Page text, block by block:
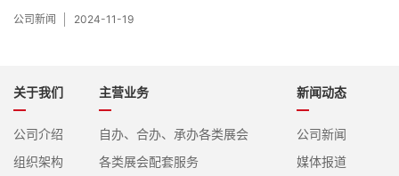
公司新闻 2024-11-19
关于我们
公司介绍
组织架构
主营业务
自办、合办、承办各类展会
各类展会配套服务
新闻动态
公司新闻
媒体报道